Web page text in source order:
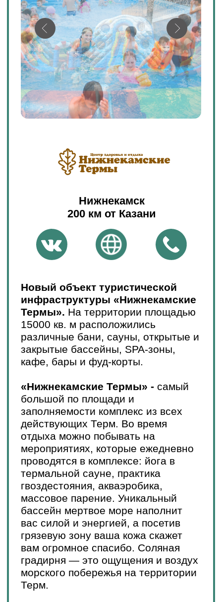
Узнать подробнее
Забронировать
120 км от Казани
База отдыха «Речная сказка»—
здесь вы легко забудете о шумном
комфортных условиях насладиться
нетронутой природой. Здесь есть
все для этого – обустроенные
номера, беседки с мангалами,
рыбалки.
На базе отдыха «Речная сказка»
можно арендовать 3-х этажный
коттедж на 30 человек, 2-х этажный
деревянный дом на 15 человек, и
домики, рассчитанные на 4
человека. Ранее бронирование
позволит выбрать подходящий
вариант размещения на нужную
дату по наиболее привлекательной
стоимости.